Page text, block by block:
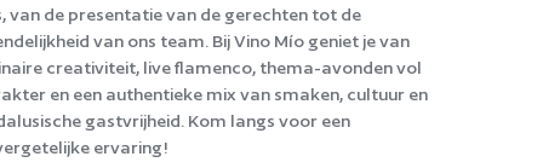
van de presentatie van de gerechten tot de
van ons team. Bij Vino Mío geniet je van
creativiteit, live flamenco, thema-avonden vol
en een authentieke mix van smaken, cultuur en
gastvrijheid. Kom langs voor een
ervaring!